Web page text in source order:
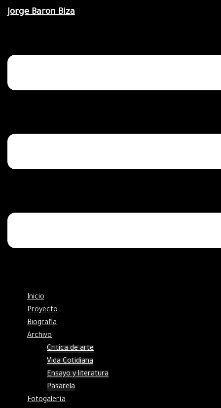
Saltar
Jorge Baron Biza
Inicio
Proyecto
Biografia
Archivo
Critica de arte
Vida Cotidiana
Ensayo y literatura
Pasarela
Fotogalería